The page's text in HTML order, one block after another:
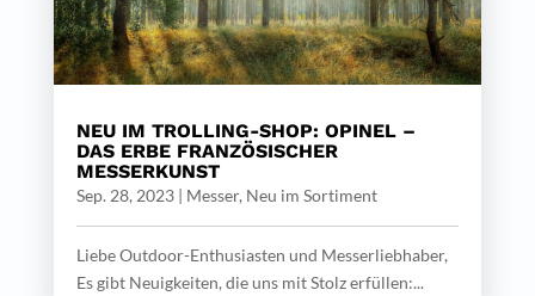
NEU IM TROLLING-SHOP: OPINEL –
DAS ERBE FRANZÖSISCHER
MESSERKUNST
Sep. 28, 2023| Messer, Neu im Sortiment
Liebe Outdoor-Enthusiasten und Messerliebhaber,
Es gibt Neuigkeiten, die uns mit Stolz erfüllen:...